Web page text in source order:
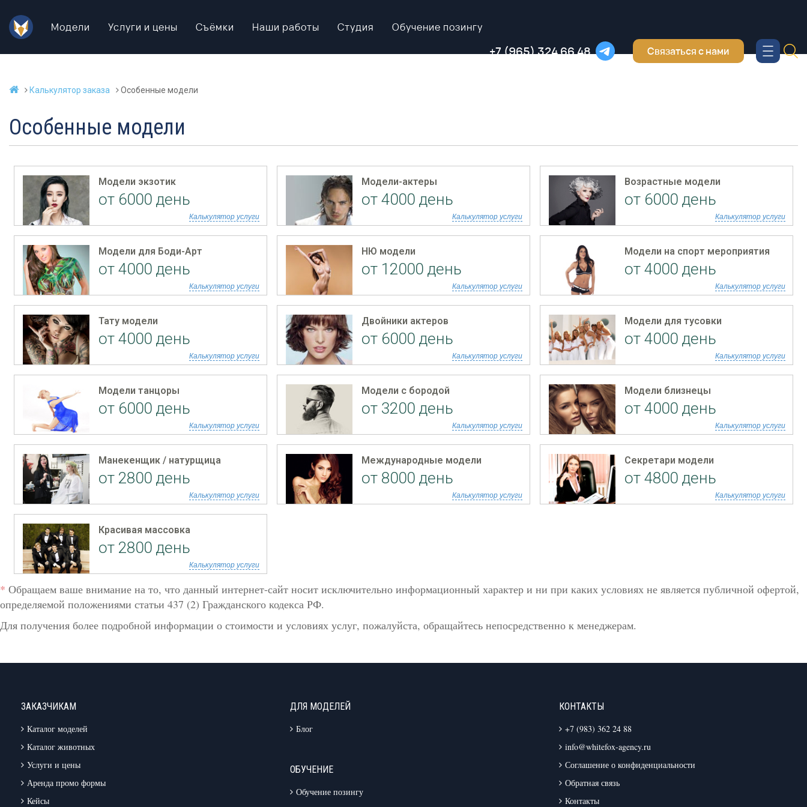
Модели Услуги и цены Съёмки Наши работы Студия Обучение позингу
+7 (965) 324 66 48 Связаться с нами
Калькулятор заказа Особенные модели
Особенные модели
Модели экзотик
от 6000 день
Калькулятор услуги
Модели-актеры
от 4000 день
Калькулятор услуги
Возрастные модели
от 6000 день
Калькулятор услуги
Модели для Боди-Арт
от 4000 день
Калькулятор услуги
НЮ модели
от 12000 день
Калькулятор услуги
Модели на спорт мероприятия
от 4000 день
Калькулятор услуги
Тату модели
от 4000 день
Калькулятор услуги
Двойники актеров
от 6000 день
Калькулятор услуги
Модели для тусовки
от 4000 день
Калькулятор услуги
Модели танцоры
от 6000 день
Калькулятор услуги
Модели с бородой
от 3200 день
Калькулятор услуги
Модели близнецы
от 4000 день
Калькулятор услуги
Манекенщик / натурщица
от 2800 день
Калькулятор услуги
Международные модели
от 8000 день
Калькулятор услуги
Секретари модели
от 4800 день
Калькулятор услуги
Красивая массовка
от 2800 день
Калькулятор услуги
* Обращаем ваше внимание на то, что данный интернет-сайт носит исключительно информационный характер и ни при каких условиях не является публичной офертой,
определяемой положениями статьи 437 (2) Гражданского кодекса РФ.
Для получения более подробной информации о стоимости и условиях услуг, пожалуйста, обращайтесь непосредственно к менеджерам.
ЗАКАЗЧИКАМ
Каталог моделей
Каталог животных
Услуги и цены
Аренда промо формы
Кейсы
ДЛЯ МОДЕЛЕЙ
Блог
ОБУЧЕНИЕ
Обучение позингу
КОНТАКТЫ
+7 (983) 362 24 88
info@whitefox-agency.ru
Соглашение о конфиденциальности
Обратная связь
Контакты